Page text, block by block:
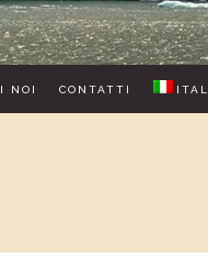
NOI CONTATTI